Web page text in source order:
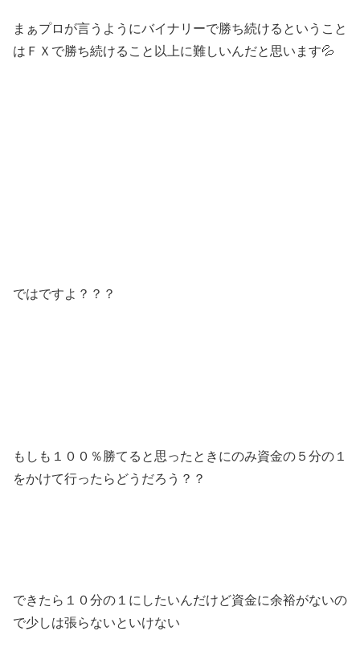
まぁプロが言うようにバイナリーで勝ち続けるということ
はＦＸで勝ち続けること以上に難しいんだと思います💦
ではですよ？？？
もしも１００％勝てると思ったときにのみ資金の５分の１
をかけて行ったらどうだろう？？
できたら１０分の１にしたいんだけど資金に余裕がないの
で少しは張らないといけない